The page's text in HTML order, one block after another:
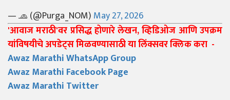
— 🧢 (@Purga_NOM) May 27, 2026
'आवाज मराठी'वर प्रसिद्ध होणारे लेखन, व्हिडिओज आणि उपक्रम
यांविषयीचे अपडेट्स मिळवण्यासाठी या लिंक्सवर क्लिक करा -
Awaz Marathi WhatsApp Group
Awaz Marathi Facebook Page
Awaz Marathi Twitter